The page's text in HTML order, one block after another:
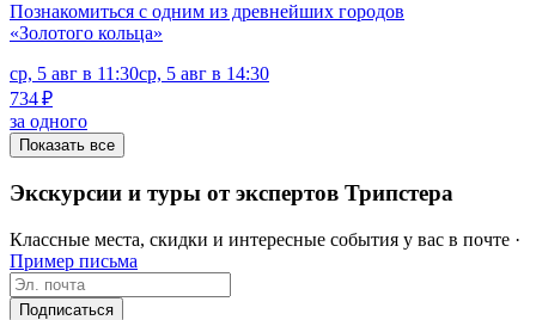
Познакомиться с одним из древнейших городов
«Золотого кольца»
ср, 5 авг в 11:30ср, 5 авг в 14:30
734 ₽
за одного
Показать все
Экскурсии и туры от экспертов Трипстера
Классные места, скидки и интересные события у вас в почте ·
Пример письма
Подписаться